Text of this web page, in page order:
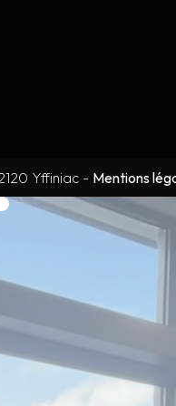
Yffiniac - Mentions